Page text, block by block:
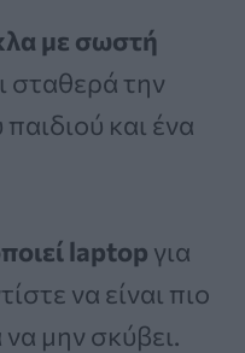
με σωστή
σταθερά την
και ένα
laptop για
να είναι πιο
μην σκύβει.